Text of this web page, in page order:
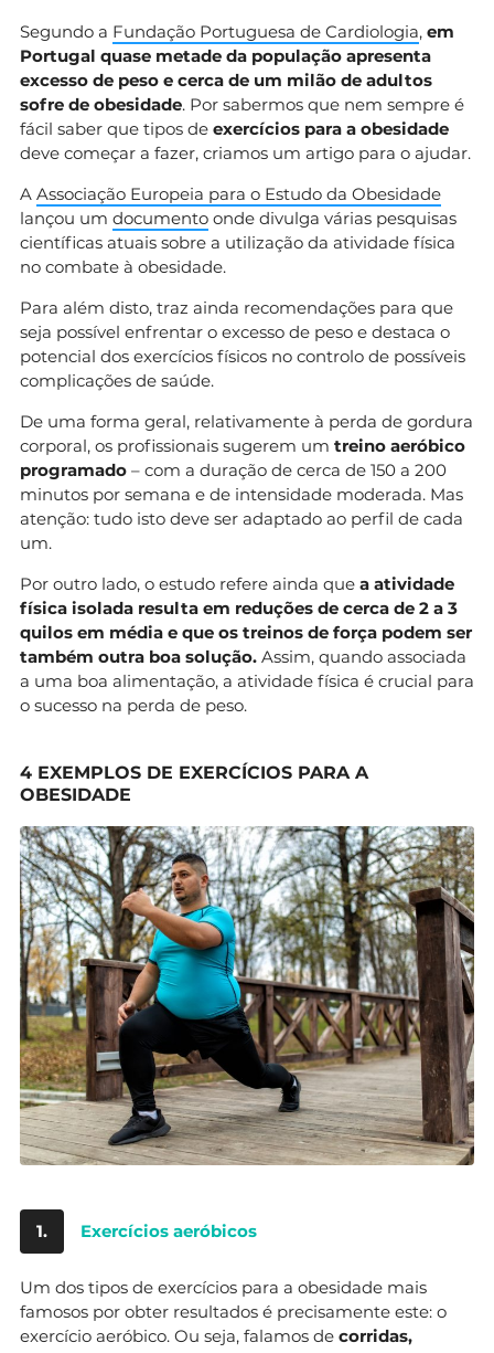
Segundo a Fundação Portuguesa de Cardiologia, em
Portugal quase metade da população apresenta
excesso de peso e cerca de um milão de adultos
sofre de obesidade. Por sabermos que nem sempre é
fácil saber que tipos de exercícios para a obesidade
deve começar a fazer, criamos um artigo para o ajudar.
A Associação Europeia para o Estudo da Obesidade
lançou um documento onde divulga várias pesquisas
científicas atuais sobre a utilização da atividade física
no combate à obesidade.
Para além disto, traz ainda recomendações para que
seja possível enfrentar o excesso de peso e destaca o
potencial dos exercícios físicos no controlo de possíveis
complicações de saúde.
De uma forma geral, relativamente à perda de gordura
corporal, os profissionais sugerem um treino aeróbico
programado – com a duração de cerca de 150 a 200
minutos por semana e de intensidade moderada. Mas
atenção: tudo isto deve ser adaptado ao perfil de cada
um.
Por outro lado, o estudo refere ainda que a atividade
física isolada resulta em reduções de cerca de 2 a 3
quilos em média e que os treinos de força podem ser
também outra boa solução. Assim, quando associada
a uma boa alimentação, a atividade física é crucial para
o sucesso na perda de peso.
4 EXEMPLOS DE EXERCÍCIOS PARA A
OBESIDADE
1. Exercícios aeróbicos
Um dos tipos de exercícios para a obesidade mais
famosos por obter resultados é precisamente este: o
exercício aeróbico. Ou seja, falamos de corridas,